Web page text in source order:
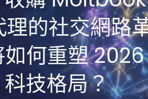
理的社交網路
何重塑
科技格局？